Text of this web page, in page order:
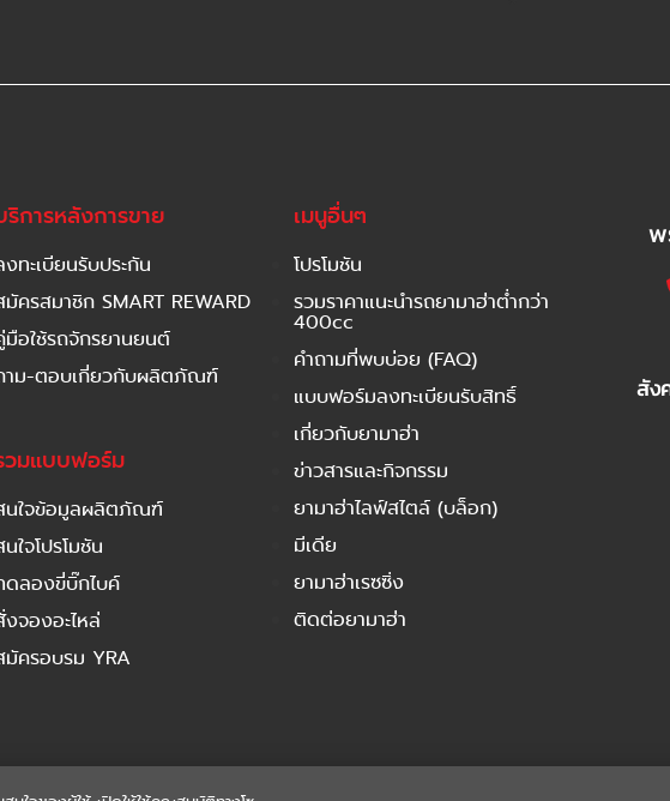
ริการหลังการขาย
งทะเบียนรับประกัน
มัครสมาชิก SMART REWARD
มือใช้รถจักรยานยนต์
าม-ตอบเกี่ยวกับผลิตภัณฑ์
วมแบบฟอร์ม
นใจข้อมูลผลิตภัณฑ์
ใจโปรโมชัน
ดลองขี่บิ๊กไบค์
งจองอะไหล่
มัครอบรม YRA
เมนูอื่นๆ
โปรโมชัน
รวมราคาแนะนำรถยามาฮ่าต่ำกว่า
400cc
คำถามที่พบบ่อย (FAQ)
แบบฟอร์มลงทะเบียนรับสิทธิ์
เกี่ยวกับยามาฮ่า
ข่าวสารและกิจกรรม
ยามาฮ่าไลฟ์สไตล์ (บล็อก)
มีเดีย
ยามาฮ่าเรซซิ่ง
ติดต่อยามาฮ่า
พ
สัง